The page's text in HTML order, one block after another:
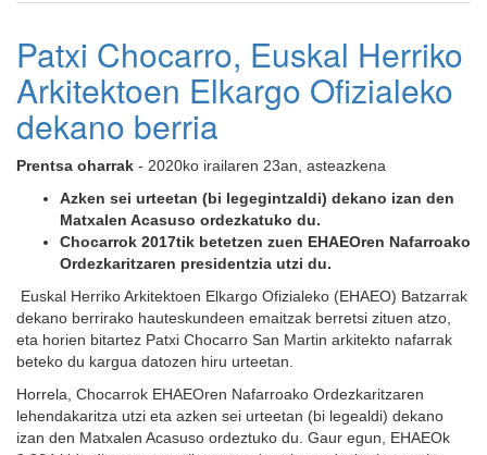
Patxi Chocarro, Euskal Herriko
Arkitektoen Elkargo Ofizialeko
dekano berria
Prentsa oharrak - 2020ko irailaren 23an, asteazkena
Azken sei urteetan (bi legegintzaldi) dekano izan den
Matxalen Acasuso ordezkatuko du.
Chocarrok 2017tik betetzen zuen EHAEOren Nafarroako
Ordezkaritzaren presidentzia utzi du.
Euskal Herriko Arkitektoen Elkargo Ofizialeko (EHAEO) Batzarrak
dekano berrirako hauteskundeen emaitzak berretsi zituen atzo,
eta horien bitartez Patxi Chocarro San Martin arkitekto nafarrak
beteko du kargua datozen hiru urteetan.
Horrela, Chocarrok EHAEOren Nafarroako Ordezkaritzaren
lehendakaritza utzi eta azken sei urteetan (bi legealdi) dekano
izan den Matxalen Acasuso ordeztuko du. Gaur egun, EHAEOk